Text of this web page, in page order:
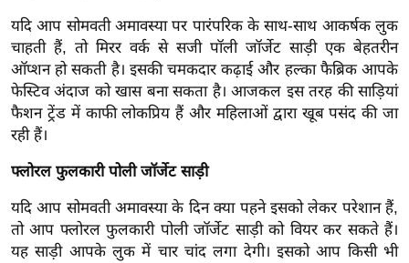
ग
त
ऑ
टो
व
र्ल्ड
न्यू
ज
ब्री
फ
यदि आप सोमवती अमावस्या पर पारंपरिक के साथ-साथ आकर्षक लुक
चाहती हैं, तो मिरर वर्क से सजी पॉली जॉर्जेट साड़ी एक बेहतरीन
ऑप्शन हो सकती है। इसकी चमकदार कढ़ाई और हल्का फैब्रिक आपके
फेस्टिव अंदाज को खास बना सकता है। आजकल इस तरह की साड़ियां
फैशन ट्रेंड में काफी लोकप्रिय हैं और महिलाओं द्वारा खूब पसंद की जा
रही हैं।
फ्लोरल फुलकारी पोली जॉर्जेट साड़ी
यदि आप सोमवती अमावस्या के दिन क्या पहने इसको लेकर परेशान हैं,
तो आप फ्लोरल फुलकारी पोली जॉर्जेट साड़ी को वियर कर सकते हैं।
यह साड़ी आपके लुक में चार चांद लगा देगी। इसको आप किसी भी